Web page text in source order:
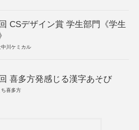
CSデザイン賞 学生部門《学生
川ケミカル
喜多方発感じる漢字あそび
喜多方